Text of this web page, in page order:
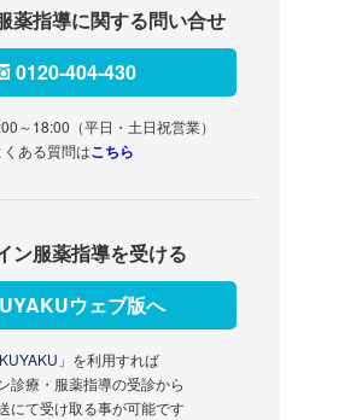
薬指導に関する問い合せ
0120-404-430
～18:00（平日・土日祝営業）
くある質問はこちら
ン服薬指導を受ける
ウェブ版へ
」 を利用すれば
診療・服薬指導の受診から
にて受け取る事が可能です